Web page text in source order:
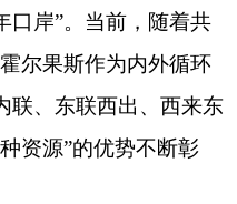
口岸”。当前，随着共
尔果斯作为内外循环
联、东联西出、西来东
资源”的优势不断彰